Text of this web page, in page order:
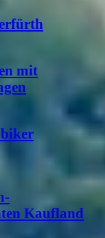
mit
Kaufland